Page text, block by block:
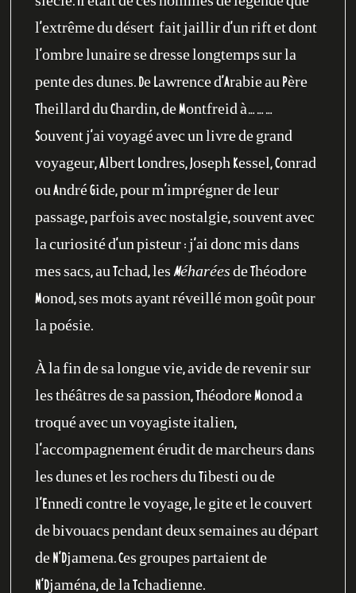
l’extrême du désert fait jaillir d’un rift et dont
l’ombre lunaire se dresse longtemps sur la
pente des dunes. De Lawrence d’Arabie au Père
Theillard du Chardin, de Montfreid à………
Souvent j’ai voyagé avec un livre de grand
voyageur, Albert Londres, Joseph Kessel, Conrad
ou André Gide, pour m’imprégner de leur
passage, parfois avec nostalgie, souvent avec
la curiosité d’un pisteur : j’ai donc mis dans
mes sacs, au Tchad, les Méharéesde Théodore
Monod, ses mots ayant réveillé mon goût pour
la poésie.
À la fin de sa longue vie, avide de revenir sur
les théâtres de sa passion, Théodore Monod a
troqué avec un voyagiste italien,
l’accompagnement érudit de marcheurs dans
les dunes et les rochers du Tibesti ou de
l’Ennedi contre le voyage, le gite et le couvert
de bivouacs pendant deux semaines au départ
de N’Djamena. Ces groupes partaient de
N‘Djaména, de la Tchadienne.